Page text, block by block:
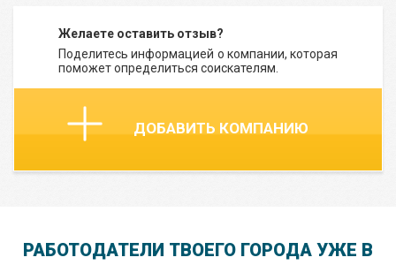
Желаете оставить отзыв?
Поделитесь информацией о компании, которая
поможет определиться соискателям.
ДОБАВИТЬ КОМПАНИЮ
РАБОТОДАТЕЛИ ТВОЕГО ГОРОДА УЖЕ В